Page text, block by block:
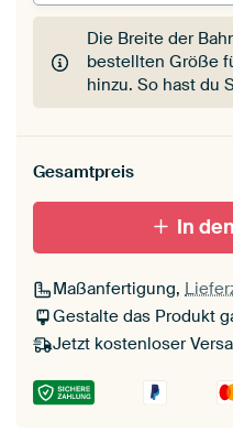
Die Breite der
bestellten Größe
hinzu. So hast du
Gesamtpreis
In
Maßanfertigung,
Gestalte das Produkt
Jetzt kostenloser